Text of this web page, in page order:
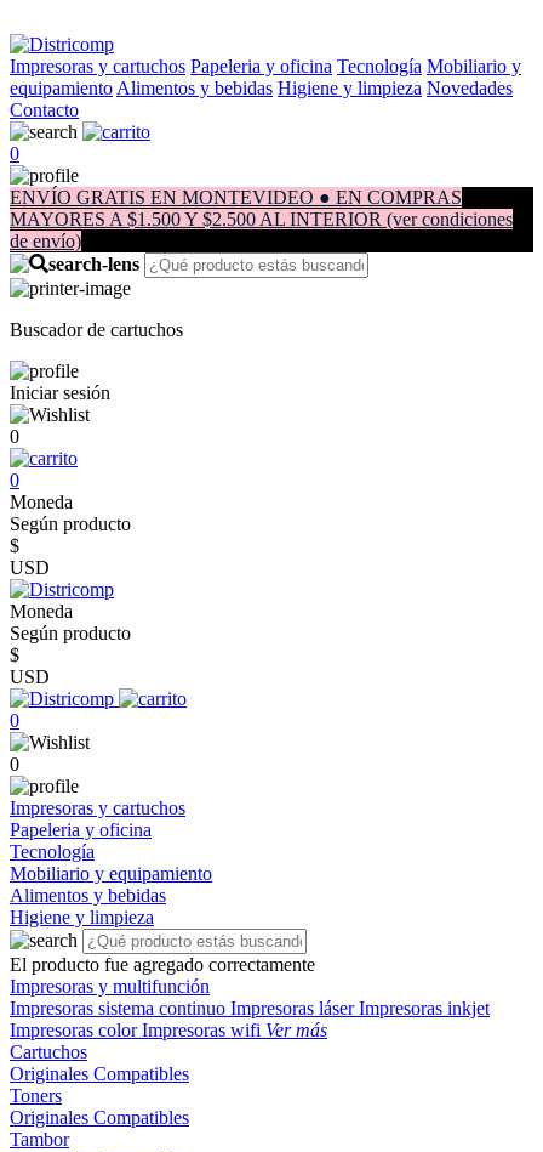
Impresoras y cartuchos Papeleria y oficina Tecnología Mobiliario y
equipamiento Alimentos y bebidas Higiene y limpieza Novedades
Contacto
0
ENVÍO GRATIS EN MONTEVIDEO ● EN COMPRAS
MAYORES A $1.500 Y $2.500 AL INTERIOR (ver condiciones
de envío)
Buscador de cartuchos
Iniciar sesión
0
0
Moneda
Según producto
$
USD
Moneda
Según producto
$
USD
0
0
Impresoras y cartuchos
Papeleria y oficina
Tecnología
Mobiliario y equipamiento
Alimentos y bebidas
Higiene y limpieza
El producto fue agregado correctamente
Impresoras y multifunción
Impresoras sistema continuo Impresoras láserImpresoras inkjet
Impresoras colorImpresoras wifi Ver más
Cartuchos
Originales Compatibles
Toners
Originales Compatibles
Tambor